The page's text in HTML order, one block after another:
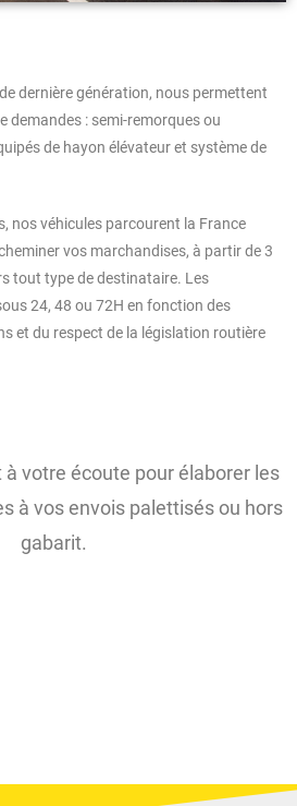
dernière génération, nous permettent
demandes : semi-remorques ou
de hayon élévateur et système de
nos véhicules parcourent la France
vos marchandises, à partir de 3
tout type de destinataire. Les
24, 48 ou 72H en fonction des
et du respect de la législation routière
votre écoute pour élaborer les
à vos envois palettisés ou hors
gabarit.